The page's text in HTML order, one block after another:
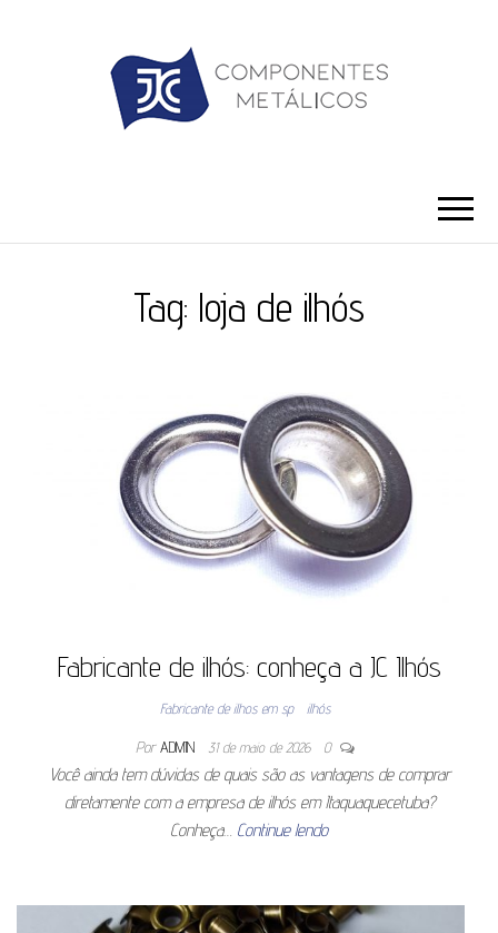
Tag: loja de ilhós
Fabricante de ilhós: conheça a JC Ilhós
Fabricante de ilhos em sp ilhós
Por ADMIN 31 de maio de 2026 0
Você ainda tem dúvidas de quais são as vantagens de comprar
diretamente com a empresa de ilhós em Itaquaquecetuba?
Conheça… Continue lendo